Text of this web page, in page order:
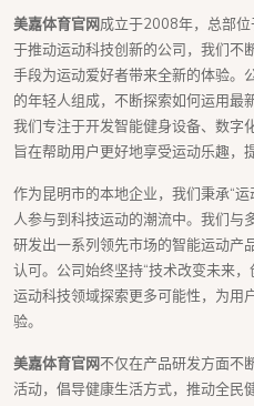
美嘉体育官网成立于2008年，总部
于推动运动科技创新的公司，我们不
手段为运动爱好者带来全新的体验。
的年轻人组成，不断探索如何运用最
我们专注于开发智能健身设备、数字
旨在帮助用户更好地享受运动乐趣，
作为昆明市的本地企业，我们秉承“
人参与到科技运动的潮流中。我们与
研发出一系列领先市场的智能运动产
认可。公司始终坚持“技术改变未来
运动科技领域探索更多可能性，为用
验。
美嘉体育官网不仅在产品研发方面不
活动，倡导健康生活方式，推动全民